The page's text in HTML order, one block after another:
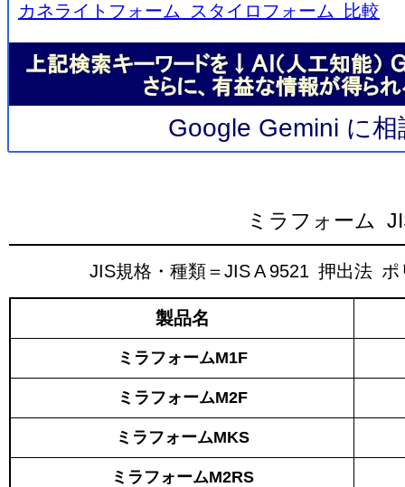
カネライトフォーム スタイロフォーム 比較
Google Gemini に
ミラフォーム
JIS規格・種類＝JIS A 9521 押出法
製品名
ミラフォームM1F
ミラフォームM2F
ミラフォームMKS
ミラフォームM2RS